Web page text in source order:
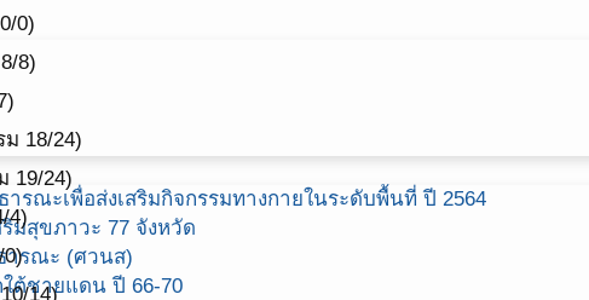
รณะเพื่อส่งเสริมกิจกรรมทางกายในระดับพื้นที่ ปี 2564
มสุขภาวะ 77 จังหวัด
ารณะ (ศวนส)
ต้ชายแดน ปี 66-70
0)
8)
ม 18/24)
19/24)
4)
14)